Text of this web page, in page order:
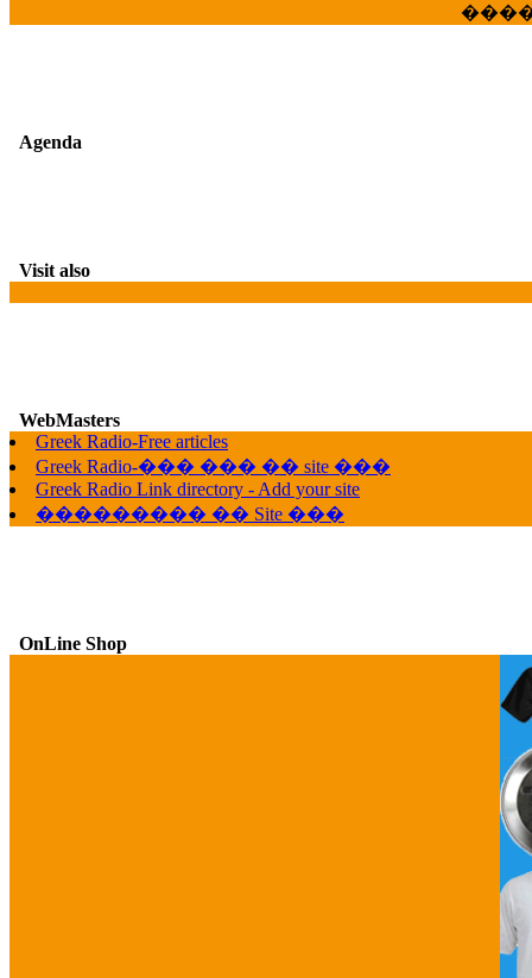
Agenda
Visit also
WebMasters
Greek Radio-Free articles
Greek Radio-��� ��� �� site ���
Greek Radio Link directory - Add your site
��������� �� Site ���
OnLine Shop